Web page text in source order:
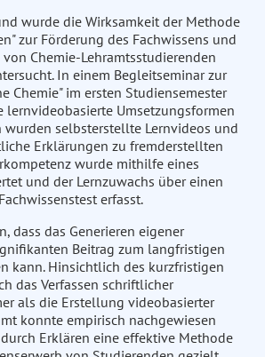
wurde die Wirksamkeit der Methode
zur Förderung des Fachwissens und
Chemie-Lehramtsstudierenden
In einem Begleitseminar zur
Chemie" im ersten Studiensemester
lernvideobasierte Umsetzungsformen
wurden selbsterstellte Lernvideos und
Erklärungen zu fremderstellten
wurde mithilfe eines
und der Lernzuwachs über einen
erfasst.
dass das Generieren eigener
Beitrag zum langfristigen
kann. Hinsichtlich des kurzfristigen
das Verfassen schriftlicher
als die Erstellung videobasierter
konnte empirisch nachgewiesen
Erklären eine effektive Methode